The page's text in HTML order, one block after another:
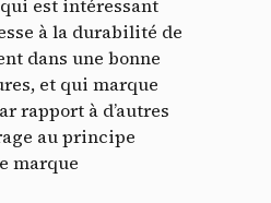
est intéressant
à la durabilité de
dans une bonne
et qui marque
rapport à d’autres
au principe
marque